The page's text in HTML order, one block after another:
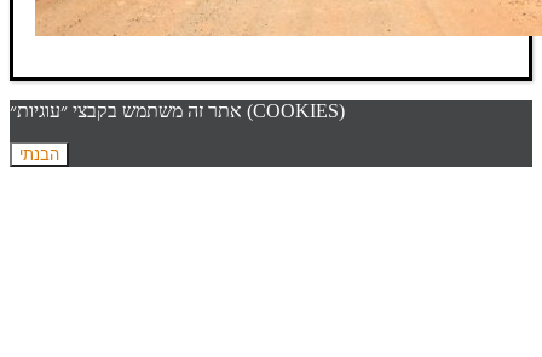
אתר זה משתמש בקבצי ״עוגיות״ (COOKIES)
הבנתי